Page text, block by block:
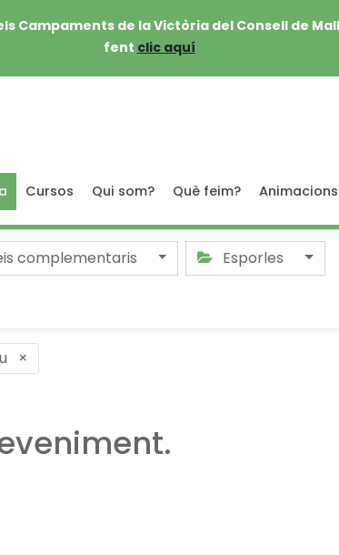
Campaments de la Victòria del Consell de
fent clic aquí
Cursos Qui som? Què feim?
complementaris
Esporles
×